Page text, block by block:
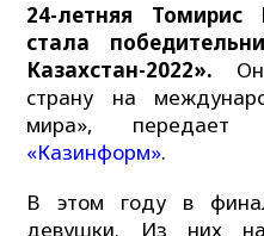
24-летняя
стала
Казахстан-2022».
страну на
мира», передает
«Казинформ».
В этом году в
девушки. Из них